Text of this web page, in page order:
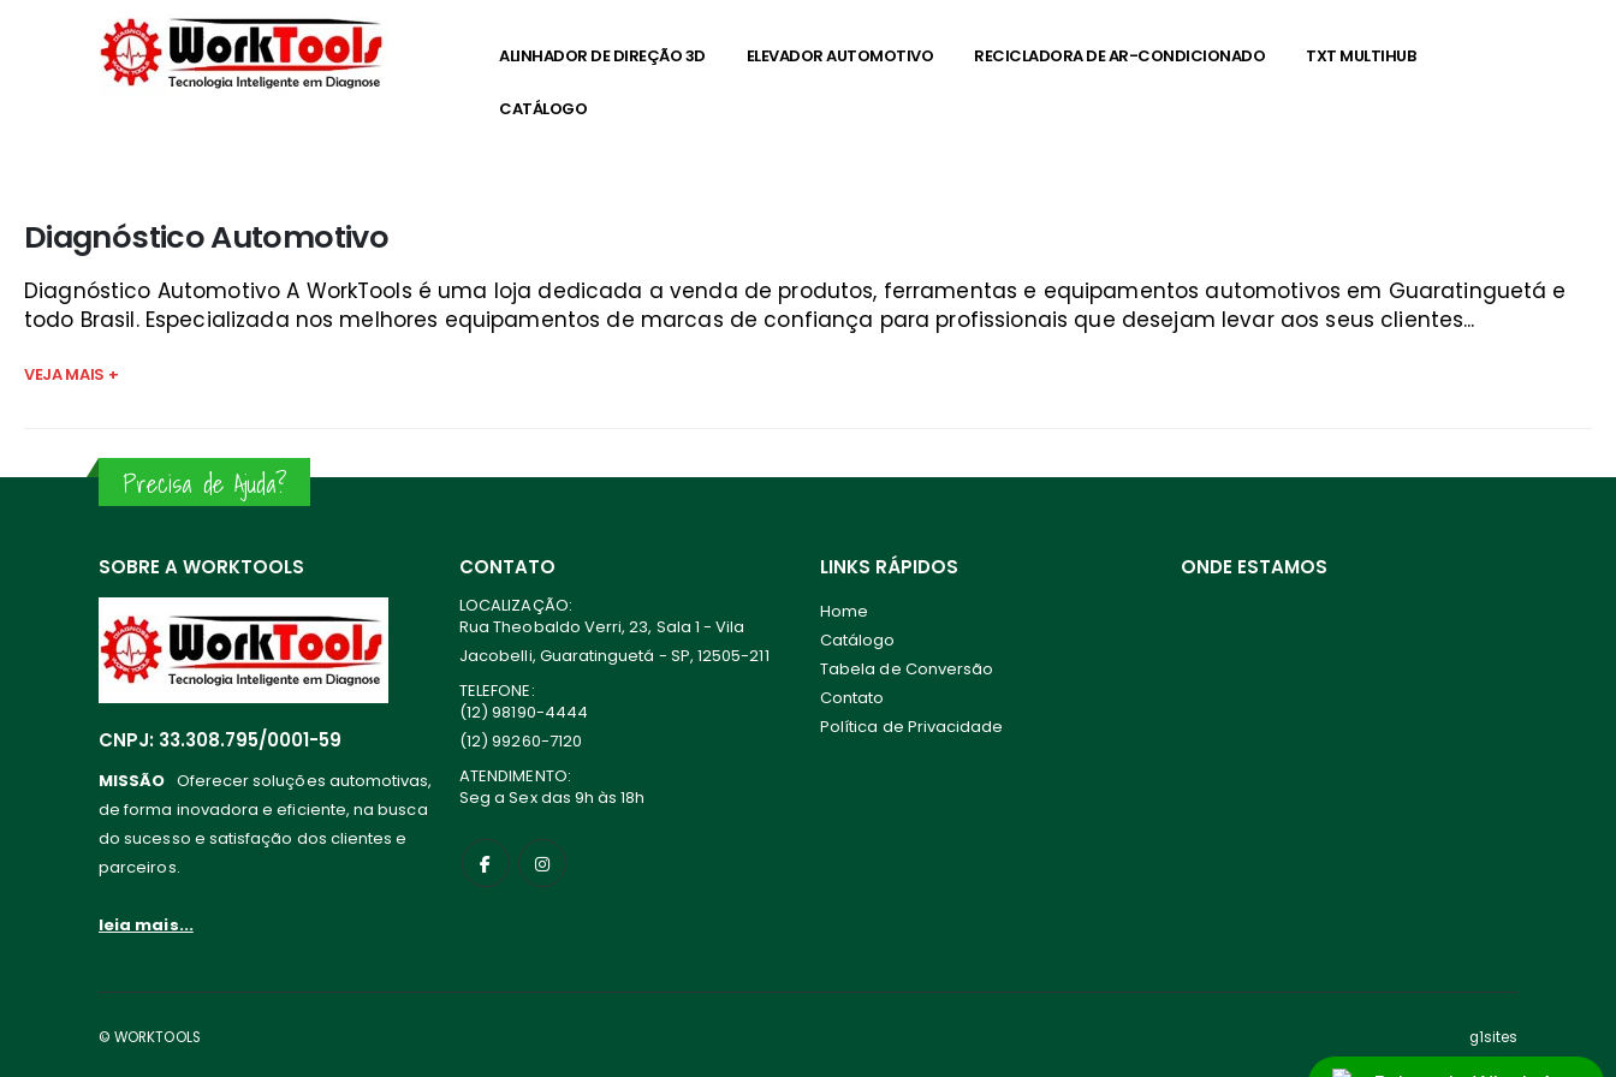
ALINHADOR DE DIREÇÃO 3D ELEVADOR AUTOMOTIVO RECICLADORA DE AR-CONDICIONADO TXT MULTIHUB
CATÁLOGO
Diagnóstico Automotivo
Diagnóstico Automotivo A WorkTools é uma loja dedicada a venda de produtos, ferramentas e equipamentos automotivos em Guaratinguetá e
todo Brasil. Especializada nos melhores equipamentos de marcas de confiança para profissionais que desejam levar aos seus clientes...
VEJA MAIS +
Precisa de Ajuda?
SOBRE A WORKTOOLS
CNPJ: 33.308.795/0001-59
MISSÃO Oferecer soluções automotivas,
de forma inovadora e eficiente, na busca
do sucesso e satisfação dos clientes e
parceiros.
leia mais...
CONTATO
LOCALIZAÇÃO:
Rua Theobaldo Verri, 23, Sala 1 - Vila
Jacobelli, Guaratinguetá - SP, 12505-211
TELEFONE:
(12) 98190-4444
(12) 99260-7120
ATENDIMENTO:
Seg a Sex das 9h às 18h
LINKS RÁPIDOS
Home
Catálogo
Tabela de Conversão
Contato
Política de Privacidade
ONDE ESTAMOS
© WORKTOOLS g1sites